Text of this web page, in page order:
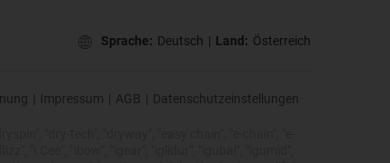
Sprache: Deutsch | Land: Österreich
| Impressum | AGB | Datenschutzeinstellungen